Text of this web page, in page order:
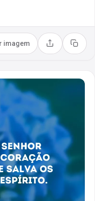
imagem Compartilhar
Copiar